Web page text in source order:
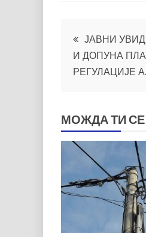
Кретање
чланка
ЈАВНИ
И ДОПУНА
РЕГУЛАЦИЈЕ
МОЖДА ТИ СЕ